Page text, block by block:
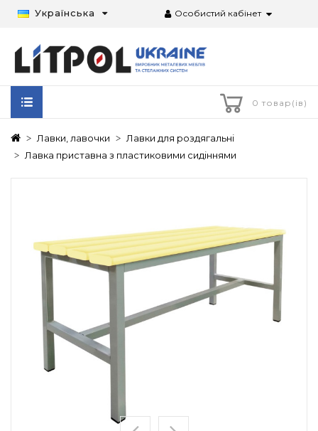
Українська Особистий кабінет
0 товар(ів)
Лавки, лавочки
Лавки для роздягальні
Лавка приставна з пластиковими сидіннями